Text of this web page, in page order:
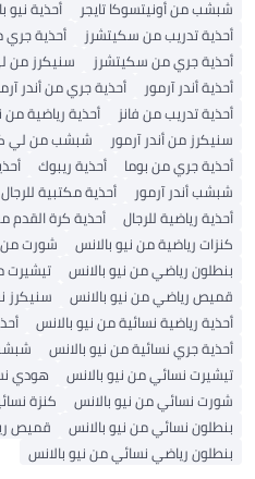
شبشب من أونيتسوكا تايجر
أحذية نيو
أحذية تدريب من سكيتشرز
أحذية جري
أحذية جري من سكيتشرز
سنيكرز من لي
أحذية أندر آرمور
أحذية جري من أندر آرمور
أحذية تدريب من فانز
أحذية رياضية من
سنيكرز من أندر آرمور
شبشب من لي كوبر
أحذية جري من بوما
أحذية ريبوك أحذية
شبشب أندر آرمور
أحذية مكتبية للرجال
أحذية رياضية للرجال
أحذية كرة القدم من
كنزات رياضية من نيو بالانس
شورت من نيو
بنطلون رياضي من نيو بالانس
تيشيرت من
قميص رياضي من نيو بالانس
سنيكرز
أحذية رياضية نسائية من نيو بالانس
أحذية
أحذية جري نسائية من نيو بالانس
شبشب
تيشيرت نسائي من نيو بالانس
هودي
شورت نسائي من نيو بالانس
كنزة نسائية
بنطلون نسائي من نيو بالانس
قميص
بنطلون رياضي نسائي من نيو بالانس